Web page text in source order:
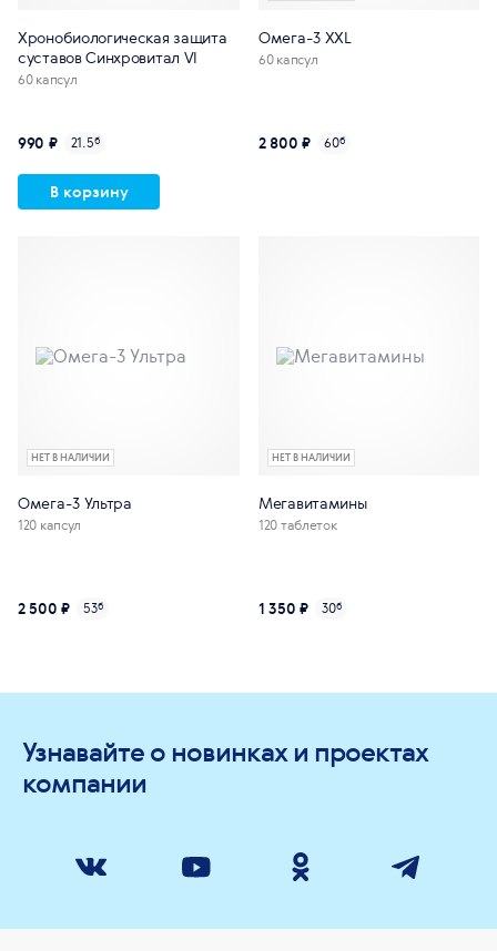
Хронобиологическая защита
суставов Синхровитал VI
60 капсул
990 ₽ 21.5б
В корзину
Омега-3 XXL
60 капсул
2 800 ₽ 60б
НЕТ В НАЛИЧИИ
Омега-3 Ультра
120 капсул
2 500 ₽ 53б
НЕТ В НАЛИЧИИ
Мегавитамины
120 таблеток
1 350 ₽ 30б
Узнавайте о новинках и проектах
компании